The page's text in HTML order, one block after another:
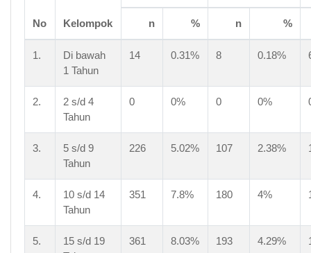
No Kelompok n % n %
1.
Di bawah
1 Tahun
14 0.31% 8 0.18%
2.
2 s/d 4
Tahun
0 0% 0 0%
3.
5 s/d 9
Tahun
226 5.02% 107 2.38%
4.
10 s/d 14
Tahun
351 7.8% 180 4%
5.
15 s/d 19
361 8.03% 193 4.29%